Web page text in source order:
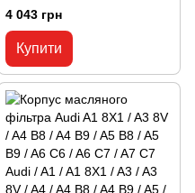
/ Q3 F3 / Q5 B9 06K115243T,
06K 115 243 T
4 043 грн
Купити